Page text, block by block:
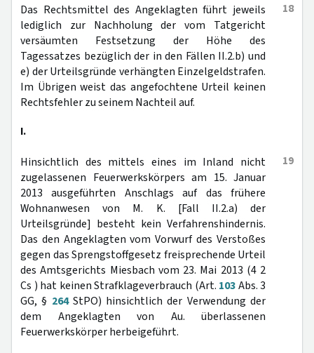
18
Das Rechtsmittel des Angeklagten führt jeweils
lediglich zur Nachholung der vom Tatgericht
versäumten Festsetzung der Höhe des
Tagessatzes bezüglich der in den Fällen II.2.b) und
e) der Urteilsgründe verhängten Einzelgeldstrafen.
Im Übrigen weist das angefochtene Urteil keinen
Rechtsfehler zu seinem Nachteil auf.
I.
19
Hinsichtlich des mittels eines im Inland nicht
zugelassenen Feuerwerkskörpers am 15. Januar
2013 ausgeführten Anschlags auf das frühere
Wohnanwesen von M. K. [Fall II.2.a) der
Urteilsgründe] besteht kein Verfahrenshindernis.
Das den Angeklagten vom Vorwurf des Verstoßes
gegen das Sprengstoffgesetz freisprechende Urteil
des Amtsgerichts Miesbach vom 23. Mai 2013 (4 2
Cs ) hat keinen Strafklageverbrauch (Art. 103Abs. 3
GG, § 264StPO) hinsichtlich der Verwendung der
dem Angeklagten von Au. überlassenen
Feuerwerkskörper herbeigeführt.